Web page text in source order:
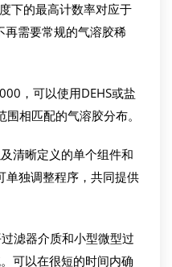
下的最高计数率对应于
需要常规的气溶胶稀
，可以使用DEHS或盐
围相匹配的气溶胶分布。
清晰定义的单个组件和
单独调整程序，共同提供
滤器介质和小型微型过
可以在很短的时间内确